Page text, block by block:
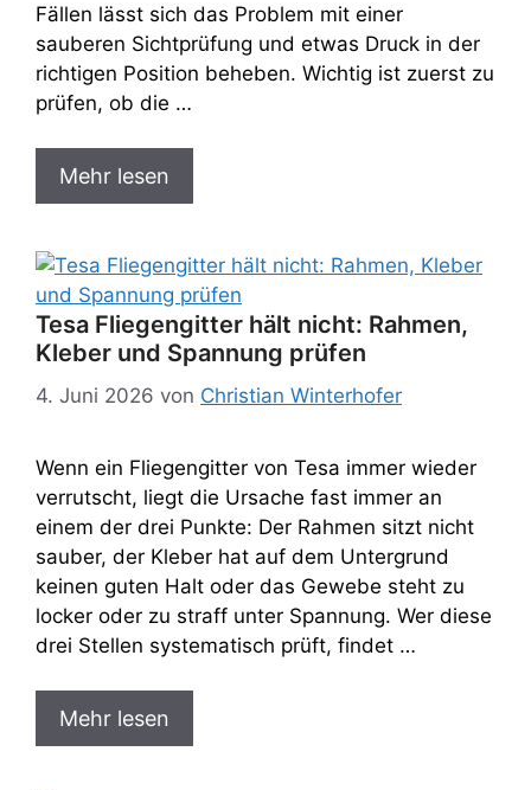
Fällen lässt sich das Problem mit einer
sauberen Sichtprüfung und etwas Druck in der
richtigen Position beheben. Wichtig ist zuerst zu
prüfen, ob die …
Mehr lesen
Tesa Fliegengitter hält nicht: Rahmen,
Kleber und Spannung prüfen
4. Juni 2026 von Christian Winterhofer
Wenn ein Fliegengitter von Tesa immer wieder
verrutscht, liegt die Ursache fast immer an
einem der drei Punkte: Der Rahmen sitzt nicht
sauber, der Kleber hat auf dem Untergrund
keinen guten Halt oder das Gewebe steht zu
locker oder zu straff unter Spannung. Wer diese
drei Stellen systematisch prüft, findet …
Mehr lesen